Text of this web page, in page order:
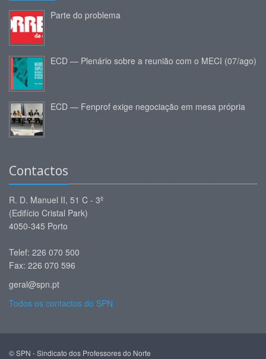
Parte do problema
ECD — Plenário sobre a reunião com o MECI (07/ago)
ECD — Fenprof exige negociação em mesa própria
Contactos
R. D. Manuel II, 51 C - 3º
(Edifício Cristal Park)
4050-345 Porto
Telef: 226 070 500
Fax: 226 070 596
geral@spn.pt
Todos os contactos do SPN
© SPN - Sindicato dos Professores do Norte